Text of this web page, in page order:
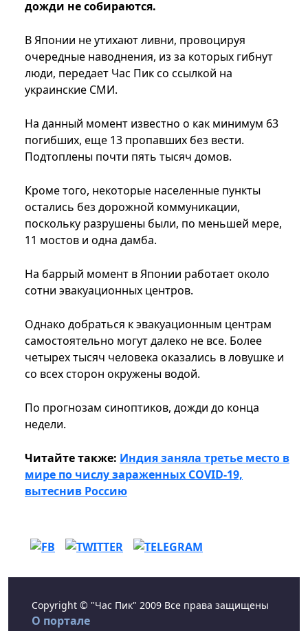
дожди не собираются.
В Японии не утихают ливни, провоцируя
очередные наводнения, из за которых гибнут
люди, передает Час Пик со ссылкой на
украинские СМИ.
На данный момент известно о как минимум 63
погибших, еще 13 пропавших без вести.
Подтоплены почти пять тысяч домов.
Кроме того, некоторые населенные пункты
остались без дорожной коммуникации,
поскольку разрушены были, по меньшей мере,
11 мостов и одна дамба.
На баррый момент в Японии работает около
сотни эвакуационных центров.
Однако добраться к эвакуационным центрам
самостоятельно могут далеко не все. Более
четырех тысяч человека оказались в ловушке и
со всех сторон окружены водой.
По прогнозам синоптиков, дожди до конца
недели.
Читайте также: Индия заняла третье место в
мире по числу зараженных COVID-19,
вытеснив Россию
Copyright © "Час Пик" 2009 Все права защищены
О портале